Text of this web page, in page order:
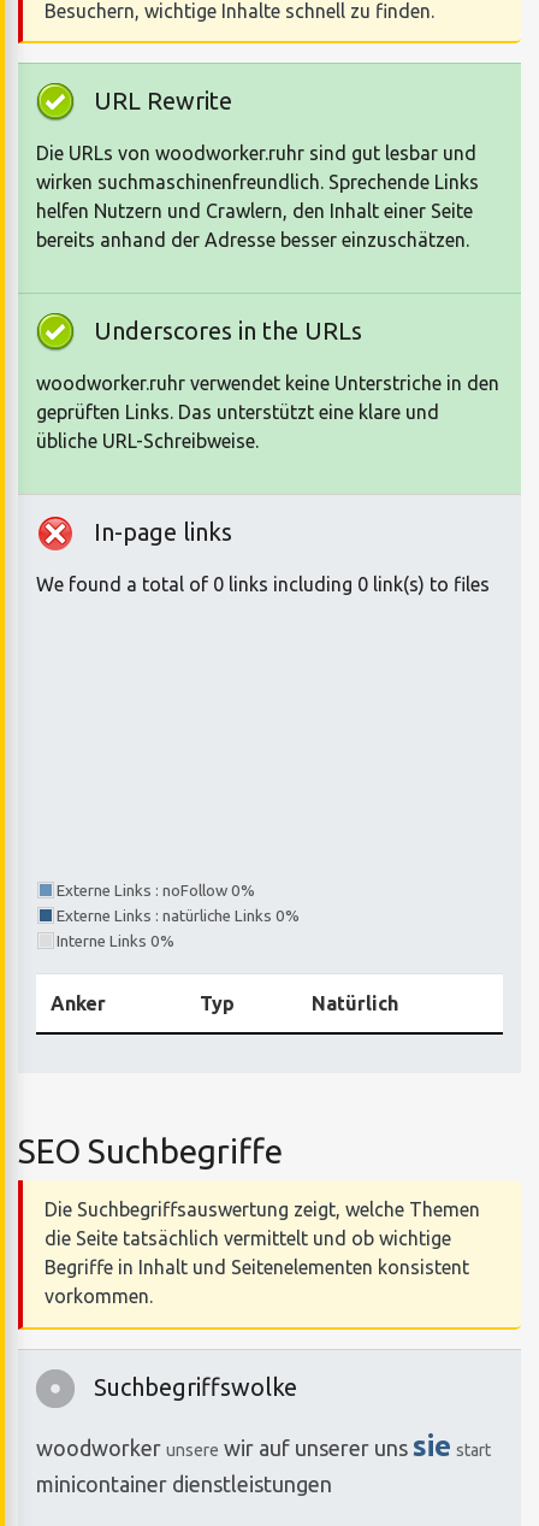
Besuchern, wichtige Inhalte schnell zu finden.
URL Rewrite
Die URLs von woodworker.ruhr sind gut lesbar und
wirken suchmaschinenfreundlich. Sprechende Links
helfen Nutzern und Crawlern, den Inhalt einer Seite
bereits anhand der Adresse besser einzuschätzen.
Underscores in the URLs
woodworker.ruhr verwendet keine Unterstriche in den
geprüften Links. Das unterstützt eine klare und
übliche URL-Schreibweise.
In-page links
We found a total of 0 links including 0 link(s) to files
Externe Links : noFollow 0%
Externe Links : natürliche Links 0%
Interne Links 0%
Anker Typ Natürlich
SEO Suchbegriffe
Die Suchbegriffsauswertung zeigt, welche Themen
die Seite tatsächlich vermittelt und ob wichtige
Begriffe in Inhalt und Seitenelementen konsistent
vorkommen.
Suchbegriffswolke
woodworker unsere wir auf unserer uns sie start
minicontainer dienstleistungen